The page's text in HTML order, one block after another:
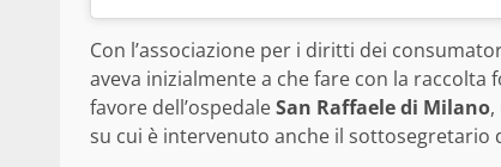
Con l’associazione per i diritti dei
aveva inizialmente a che fare con la raccolta
favore dell’ospedaleSan Raffaele di Milano
su cui è intervenuto anche il sottosegretario